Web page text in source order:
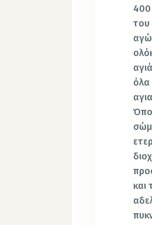
400
του
όλα
και